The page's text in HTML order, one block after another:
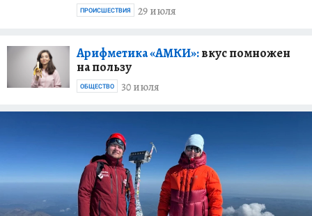
29 июля
ПРОИСШЕСТВИЯ
Арифметика «АМКИ»:вкус помножен
на пользу
30 июля
ОБЩЕСТВО